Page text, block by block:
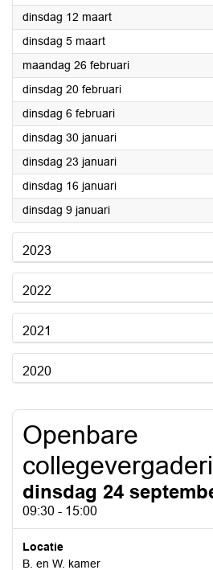
dinsdag 12 maart2024
dinsdag 5 maart2024
maandag 26 februari2024
dinsdag 20 februari2024
dinsdag 6 februari2024
dinsdag 30 januari2024
dinsdag 23 januari2024
dinsdag 16 januari2024
dinsdag 9 januari2024
2023
2022
2021
2020
Openbare
dinsdag 24
09:30 - 15:00
Locatie
B. en W. kamer